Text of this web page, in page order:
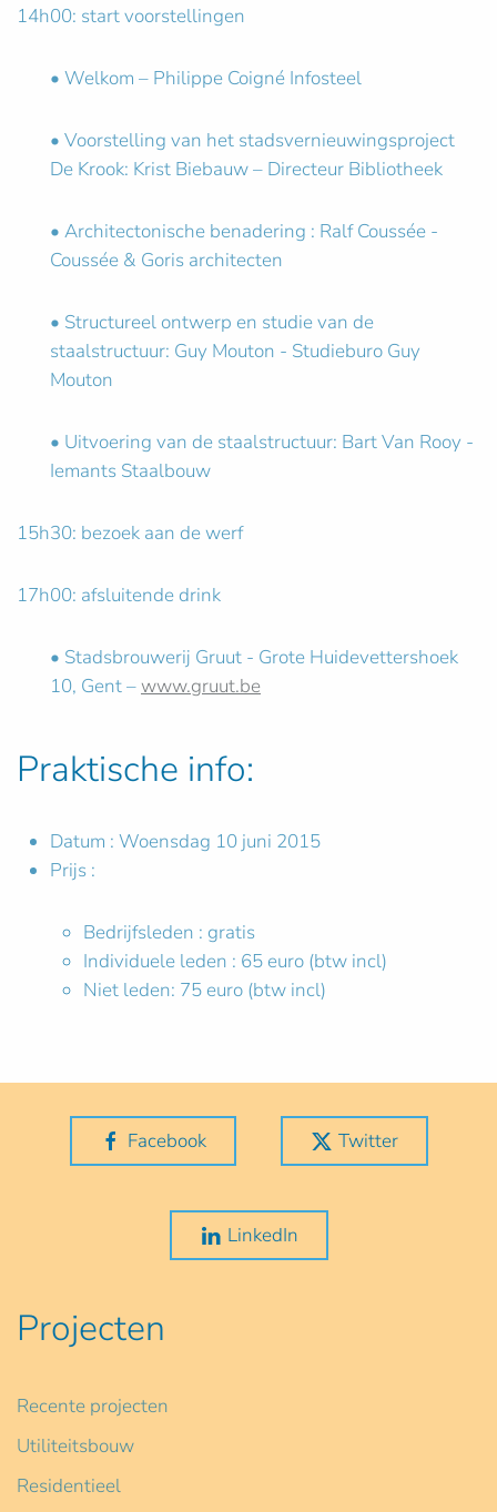
14h00: start voorstellingen
• Welkom – Philippe Coigné Infosteel
• Voorstelling van het stadsvernieuwingsproject
De Krook: Krist Biebauw – Directeur Bibliotheek
• Architectonische benadering : Ralf Coussée -
Coussée & Goris architecten
• Structureel ontwerp en studie van de
staalstructuur: Guy Mouton - Studieburo Guy
Mouton
• Uitvoering van de staalstructuur: Bart Van Rooy -
Iemants Staalbouw
15h30: bezoek aan de werf
17h00: afsluitende drink
• Stadsbrouwerij Gruut - Grote Huidevettershoek
10, Gent –www.gruut.be
Praktische info:
Datum : Woensdag 10 juni 2015
Prijs :
Bedrijfsleden : gratis
Individuele leden : 65 euro (btw incl)
Niet leden: 75 euro (btw incl)
Facebook Twitter
LinkedIn
Projecten
Recente projecten
Utiliteitsbouw
Residentieel